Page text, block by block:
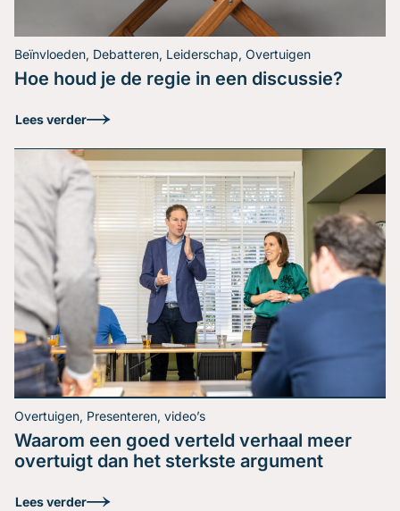
Beïnvloeden, Debatteren, Leiderschap, Overtuigen
Hoe houd je de regie in een discussie?
Lees verder
Hoe houd je de regie in
Overtuigen, Presenteren, video’s
Waarom een goed verteld verhaal meer
overtuigt dan het sterkste argument
Lees verder